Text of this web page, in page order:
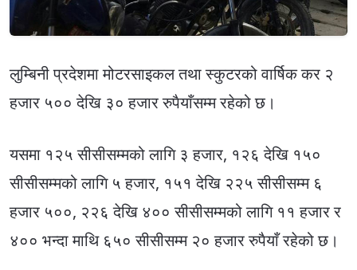
लुम्बिनी प्रदेशमा मोटरसाइकल तथा स्कुटरको वार्षिक कर २
हजार ५०० देखि ३० हजार रुपैयाँसम्म रहेको छ।
यसमा १२५ सीसीसम्मको लागि ३ हजार, १२६ देखि १५०
सीसीसम्मको लागि ५ हजार, १५१ देखि २२५ सीसीसम्म ६
हजार ५००, २२६ देखि ४०० सीसीसम्मको लागि ११ हजार र
४०० भन्दा माथि ६५० सीसीसम्म २० हजार रुपैयाँ रहेको छ।